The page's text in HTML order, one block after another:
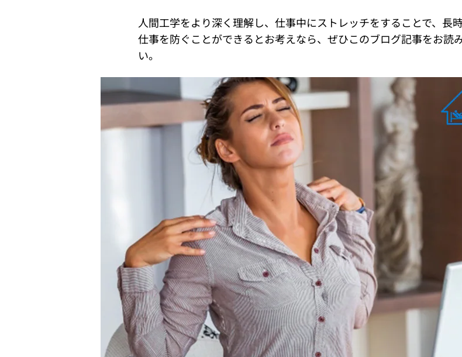
人間工学をより深く理解し、仕事中にストレッチをすることで、長
仕事を防ぐことができるとお考えなら、ぜひこのブログ記事をお読
い。